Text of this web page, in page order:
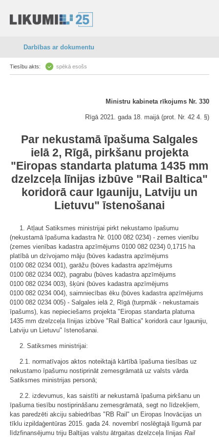
Darbības ar dokumentu
Tiesību akts: spēkā esošs
Ministru kabineta rīkojums Nr. 330
Rīgā 2021. gada 18. maijā (prot. Nr. 42 4. §)
Par nekustamā īpašuma Salgales
ielā 2, Rīgā, pirkšanu projekta
"Eiropas standarta platuma 1435 mm
dzelzceļa līnijas izbūve "Rail Baltica"
koridorā caur Igauniju, Latviju un
Lietuvu" īstenošanai
1. Atļaut Satiksmes ministrijai pirkt nekustamo īpašumu
(nekustamā īpašuma kadastra Nr. 0100 082 0234) - zemes vienību
(zemes vienības kadastra apzīmējums 0100 082 0234) 0,1715 ha
platībā un dzīvojamo māju (būves kadastra apzīmējums
0100 082 0234 001), garāžu (būves kadastra apzīmējums
0100 082 0234 002), pagrabu (būves kadastra apzīmējums
0100 082 0234 003), šķūni (būves kadastra apzīmējums
0100 082 0234 004), saimniecības ēku (būves kadastra apzīmējums
0100 082 0234 005) - Salgales ielā 2, Rīgā (turpmāk - nekustamais
īpašums), kas nepieciešams projekta "Eiropas standarta platuma
1435 mm dzelzceļa līnijas izbūve "Rail Baltica" koridorā caur Igauniju,
Latviju un Lietuvu" īstenošanai.
2. Satiksmes ministrijai:
2.1. normatīvajos aktos noteiktajā kārtībā īpašuma tiesības uz
nekustamo īpašumu nostiprināt zemesgrāmatā uz valsts vārda
Satiksmes ministrijas personā;
2.2. izdevumus, kas saistīti ar nekustamā īpašuma pirkšanu un
īpašuma tiesību nostiprināšanu zemesgrāmatā, segt no līdzekļiem,
kas paredzēti akciju sabiedrības "RB Rail" un Eiropas Inovācijas un
tīklu izpildaģentūras 2015. gada 24. novembrī noslēgtajā līgumā par
līdzfinansējumu triju Baltijas valstu ātrgaitas dzelzceļa līnijas Rail